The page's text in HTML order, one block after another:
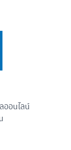
ออนไลน์